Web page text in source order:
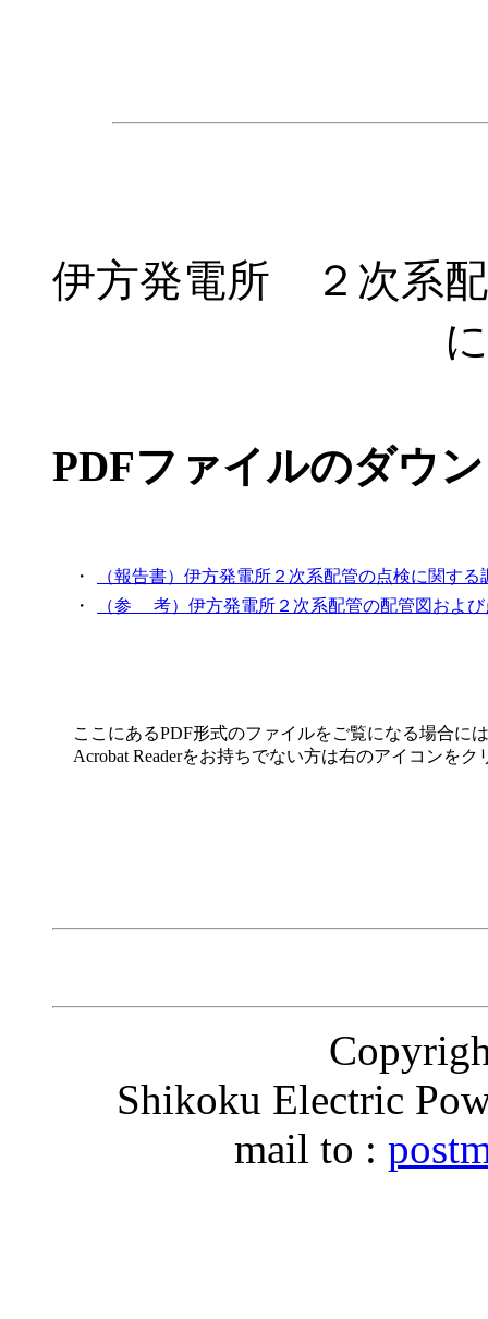
伊方発電所 ２次系
PDFファイルのダウ
・
（報告書）伊方発電所２次系配管の点検に関す
・
（参 考）伊方発電所２次系配管の配管図およ
ここにあるPDF形式のファイルをご覧になる場合には
Acrobat Readerをお持ちでない方は右のアイコンを
Shikoku Electric
mail to :